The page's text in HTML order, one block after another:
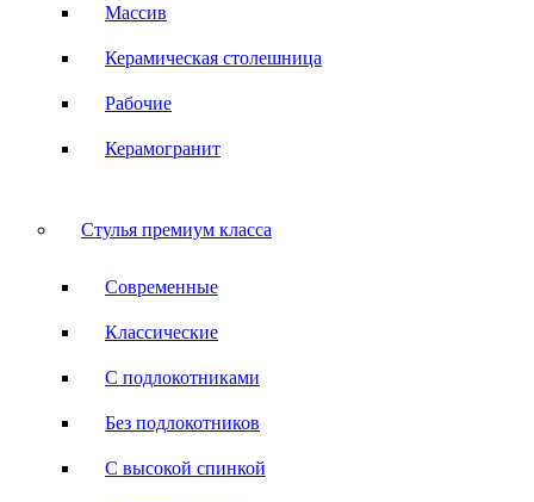
Массив
Керамическая столешница
Рабочие
Керамогранит
Стулья премиум класса
Современные
Классические
С подлокотниками
Без подлокотников
С высокой спинкой